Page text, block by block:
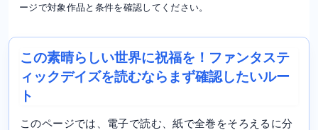
ージで対象作品と条件を確認してください。
この素晴らしい世界に祝福を！ファンタステ
ィックデイズを読むならまず確認したいルー
ト
このページでは、電子で読む、紙で全巻をそろえるに分